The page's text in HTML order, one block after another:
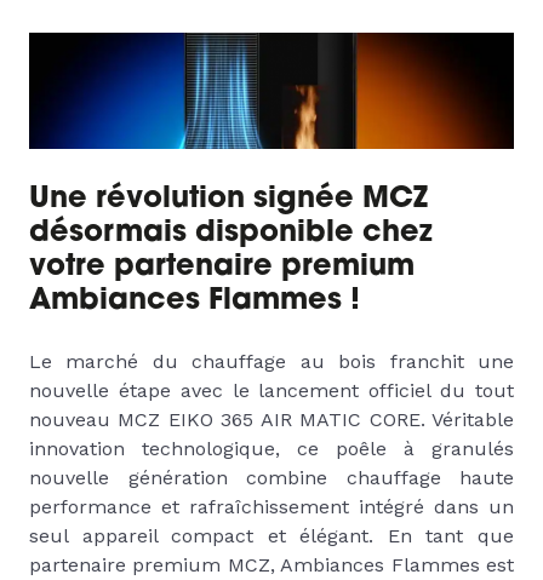
Une révolution signée MCZ
désormais disponible chez
votre partenaire premium
Ambiances Flammes !
Le marché du chauffage au bois franchit une
nouvelle étape avec le lancement officiel du tout
nouveau MCZ EIKO 365 AIR MATIC CORE. Véritable
innovation technologique, ce poêle à granulés
nouvelle génération combine chauffage haute
performance et rafraîchissement intégré dans un
seul appareil compact et élégant. En tant que
partenaire premium MCZ, Ambiances Flammes est